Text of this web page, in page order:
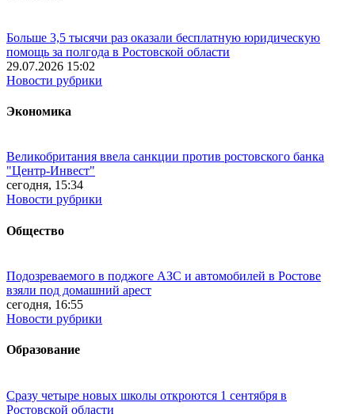
Больше 3,5 тысячи раз оказали бесплатную юридическую
помощь за полгода в Ростовской области
29.07.2026 15:02
Новости рубрики
Экономика
Великобритания ввела санкции против ростовского банка
"Центр-Инвест"
сегодня, 15:34
Новости рубрики
Общество
Подозреваемого в поджоге АЗС и автомобилей в Ростове
взяли под домашний арест
сегодня, 16:55
Новости рубрики
Образование
Сразу четыре новых школы откроются 1 сентября в
Ростовской области